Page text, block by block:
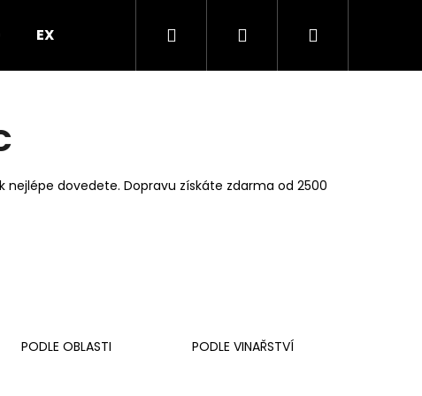
EXPRES PO PRAZE VEČÍREK V PROSEKÁRNĚ
Hledat PřihlášeníNákupní
nejlépe dovedete. Dopravu získáte zdarma od 2500
PODLE OBLASTI PODLE VINAŘSTVÍ
Následující